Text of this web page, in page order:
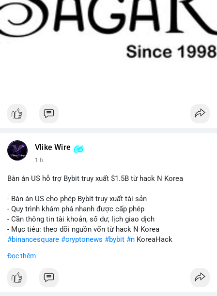
Vlike Wire
1 h
Bàn án US hỗ trợ Bybit truy xuất $1.5B từ hack N Korea
- Bàn án US cho phép Bybit truy xuất tài sản
- Quy trình khám phá nhanh được cấp phép
- Cần thông tin tài khoản, số dư, lịch giao dịch
- Mục tiêu: theo dõi nguồn vốn từ hack N Korea
#binancesquare #cryptonews #bybit #n KoreaHack
$btc $eth
#vlikevn #titanbot
Đọc thêm